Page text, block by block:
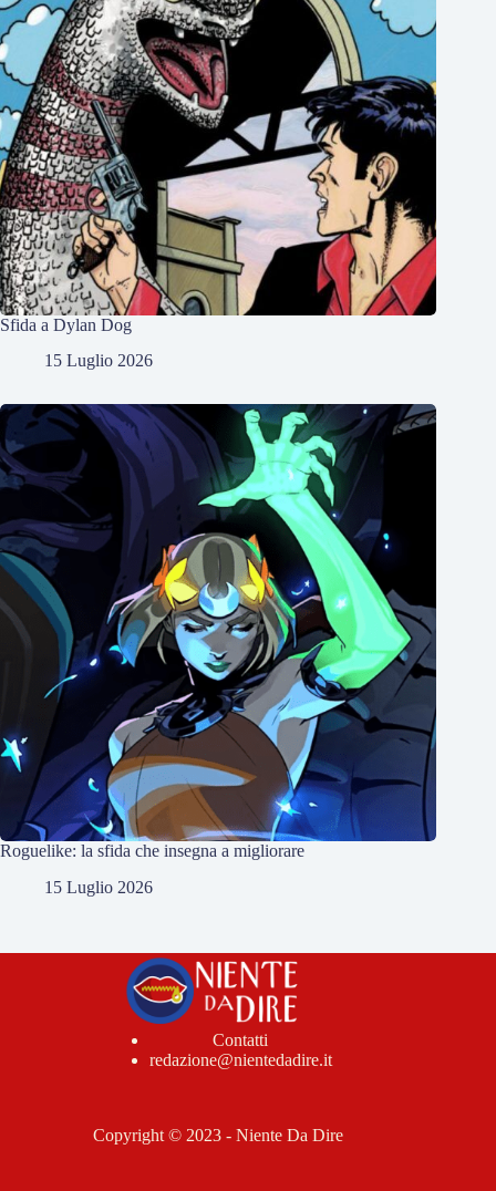
Sfida a Dylan Dog
15 Luglio 2026
Roguelike: la sfida che insegna a migliorare
15 Luglio 2026
Contatti
redazione@nientedadire.it
Copyright © 2023 - Niente Da Dire